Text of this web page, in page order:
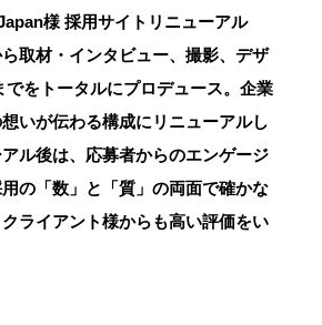
様 採用サイトリニューアル
取材・インタビュー、撮影、デザ
でをトータルにプロデュース。企業
いが伝わる構成にリニューアルし
ル後は、応募者からのエンゲージ
の「数」と「質」の両面で確かな
ライアント様からも高い評価をい